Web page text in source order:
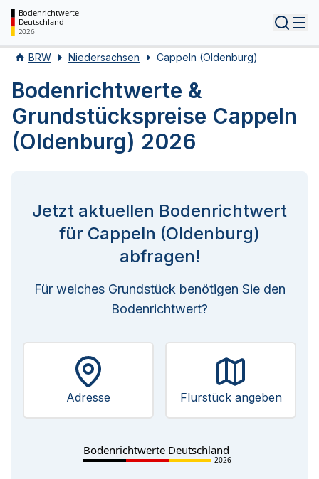
Bodenrichtwerte
Deutschland
2026
BRW Niedersachsen Cappeln (Oldenburg)
Bodenrichtwerte &
Grundstückspreise Cappeln
(Oldenburg) 2026
Jetzt aktuellen Bodenrichtwert
für Cappeln (Oldenburg)
abfragen!
Für welches Grundstück benötigen Sie den
Bodenrichtwert?
Adresse Flurstück angeben
Bodenrichtwerte Deutschland
2026